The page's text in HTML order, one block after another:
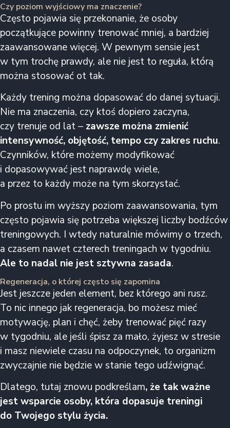
Czy poziom wyjściowy ma znaczenie?
Często pojawia się przekonanie, że osoby
początkujące powinny trenować mniej, a bardziej
zaawansowane więcej. W pewnym sensie jest
w tym trochę prawdy, ale nie jest to reguła, którą
można stosować ot tak.
Każdy trening można dopasować do danej sytuacji.
Nie ma znaczenia, czy ktoś dopiero zaczyna,
czy trenuje od lat – zawsze można zmienić
intensywność, objętość, tempo czy zakres ruchu.
Czynników, które możemy modyfikować
i dopasowywać jest naprawdę wiele,
a przez to każdy może na tym skorzystać.
Po prostu im wyższy poziom zaawansowania, tym
często pojawia się potrzeba większej liczby bodźców
treningowych. I wtedy naturalnie mówimy o trzech,
a czasem nawet czterech treningach w tygodniu.
Ale to nadal nie jest sztywna zasada.
Regeneracja, o której często się zapomina
Jest jeszcze jeden element, bez którego ani rusz.
To nic innego jak regeneracja, bo możesz mieć
motywację, plan i chęć, żeby trenować pięć razy
w tygodniu, ale jeśli śpisz za mało, żyjesz w stresie
i masz niewiele czasu na odpoczynek, to organizm
zwyczajnie nie będzie w stanie tego udźwignąć.
Dlatego, tutaj znowu podkreślam, że tak ważne
jest wsparcie osoby, która dopasuje treningi
do Twojego stylu życia.